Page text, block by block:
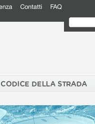
Contatti FAQ
CODICE DELLA STRADA